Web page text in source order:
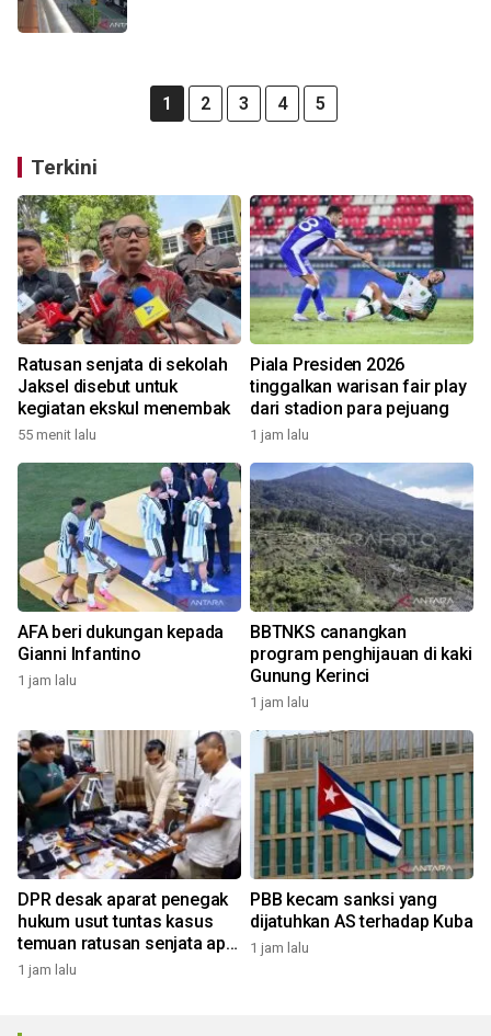
1 2 3 4 5
Terkini
Ratusan senjata di sekolah
Jaksel disebut untuk
kegiatan ekskul menembak
55 menit lalu
Piala Presiden 2026
tinggalkan warisan fair play
dari stadion para pejuang
1 jam lalu
AFA beri dukungan kepada
Gianni Infantino
1 jam lalu
BBTNKS canangkan
program penghijauan di kaki
Gunung Kerinci
1 jam lalu
DPR desak aparat penegak
hukum usut tuntas kasus
temuan ratusan senjata api
di sekolah
1 jam lalu
PBB kecam sanksi yang
dijatuhkan AS terhadap Kuba
1 jam lalu